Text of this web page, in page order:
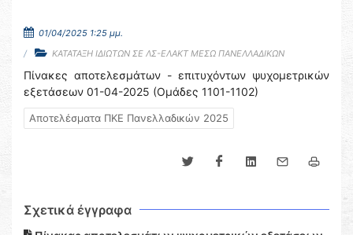
01/04/2025 1:25 μμ.
ΚΑΤΑΤΑΞΗ ΙΔΙΩΤΩΝ ΣΕ ΛΣ-ΕΛΑΚΤ ΜΕΣΩ ΠΑΝΕΛΛΑΔΙΚΩΝ
Πίνακες αποτελεσμάτων - επιτυχόντων ψυχομετρικών
εξετάσεων 01-04-2025 (Ομάδες 1101-1102)
Αποτελέσματα ΠΚΕ Πανελλαδικών 2025
Σχετικά έγγραφα